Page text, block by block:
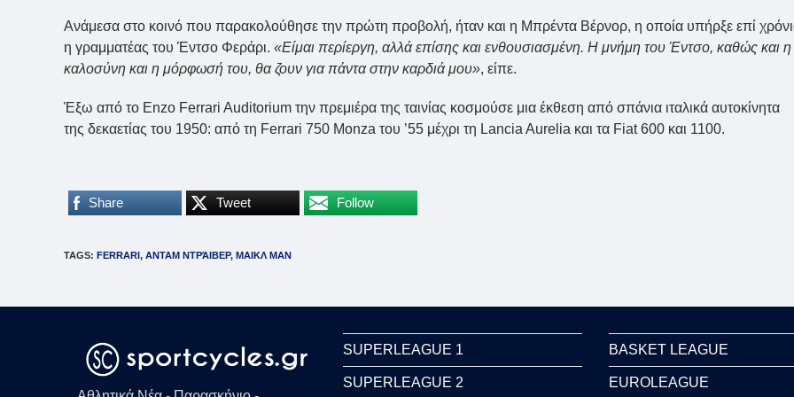
Ανάμεσα στο κοινό που παρακολούθησε την πρώτη προβολή, ήταν και η Μπρέντα Βέρνορ, η οποία υπήρξε επί
η γραμματέας του Έντσο Φεράρι. «Είμαι περίεργη, αλλά επίσης και ενθουσιασμένη. Η μνήμη του Έντσο, καθώς και η
καλοσύνη και η μόρφωσή του, θα ζουν για πάντα στην καρδιά μου», είπε.
Έξω από το Enzo Ferrari Auditorium την πρεμιέρα της ταινίας κοσμούσε μια έκθεση από σπάνια ιταλικά αυτοκίνητα
της δεκαετίας του 1950: από τη Ferrari 750 Monza του ’55 μέχρι τη Lancia Aurelia και τα Fiat 600 και 1100.
Share Tweet Follow
TAGS: FERRARI , ΑΝΤΑΜ ΝΤΡΆΙΒΕΡ, ΜΑΙΚΛ ΜΑΝ
SUPERLEAGUE 1
SUPERLEAGUE 2
BASKET LEAGUE
EUROLEAGUE